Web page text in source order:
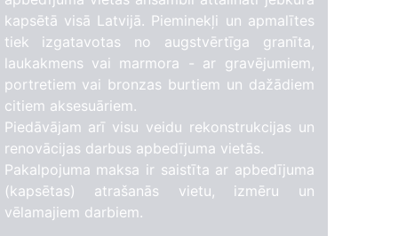
kapsētā visā Latvijā. Pieminekļi un apmalītes
tiek izgatavotas no augstvērtīga granīta,
laukakmens vai marmora - ar gravējumiem,
portretiem vai bronzas burtiem un dažādiem
citiem aksesuāriem.
Piedāvājam arī visu veidu rekonstrukcijas un
renovācijas darbus apbedījuma vietās.
Pakalpojuma maksa ir saistīta ar apbedījuma
(kapsētas) atrašanās vietu, izmēru un
vēlamajiem darbiem.